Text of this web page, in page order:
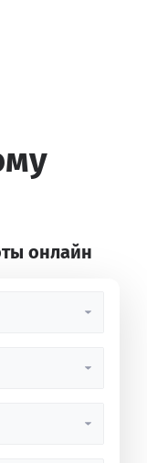
онлайн